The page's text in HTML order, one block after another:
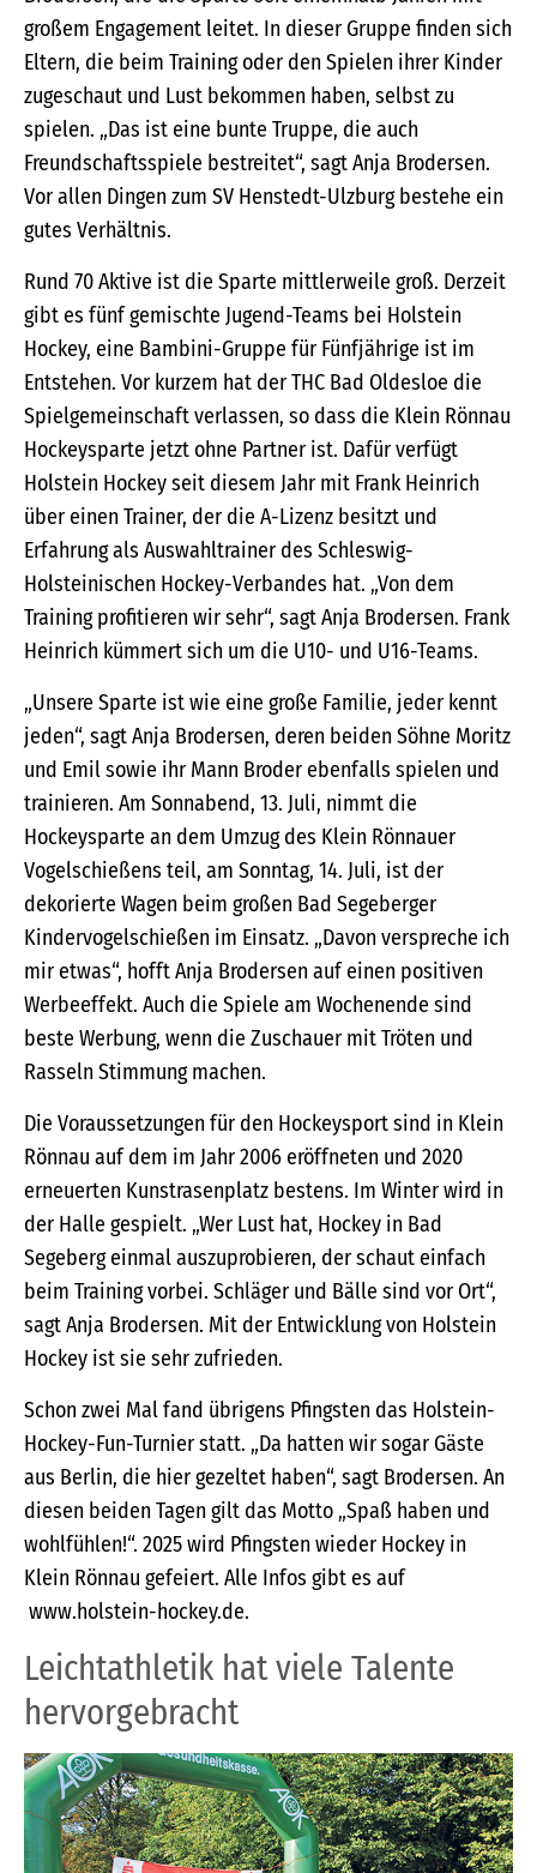
großem Engagement leitet. In dieser Gruppe finden sich
Eltern, die beim Training oder den Spielen ihrer Kinder
zugeschaut und Lust bekommen haben, selbst zu
spielen. „Das ist eine bunte Truppe, die auch
Freundschaftsspiele bestreitet“, sagt Anja Brodersen.
Vor allen Dingen zum SV Henstedt-Ulzburg bestehe ein
gutes Verhältnis.
Rund 70 Aktive ist die Sparte mittlerweile groß. Derzeit
gibt es fünf gemischte Jugend-Teams bei Holstein
Hockey, eine Bambini-Gruppe für Fünfjährige ist im
Entstehen. Vor kurzem hat der THC Bad Oldesloe die
Spielgemeinschaft verlassen, so dass die Klein Rönnau
Hockeysparte jetzt ohne Partner ist. Dafür verfügt
Holstein Hockey seit diesem Jahr mit Frank Heinrich
über einen Trainer, der die A-Lizenz besitzt und
Erfahrung als Auswahltrainer des Schleswig-
Holsteinischen Hockey-Verbandes hat. „Von dem
Training profitieren wir sehr“, sagt Anja Brodersen. Frank
Heinrich kümmert sich um die U10- und U16-Teams.
„Unsere Sparte ist wie eine große Familie, jeder kennt
jeden“, sagt Anja Brodersen, deren beiden Söhne Moritz
und Emil sowie ihr Mann Broder ebenfalls spielen und
trainieren. Am Sonnabend, 13. Juli, nimmt die
Hockeysparte an dem Umzug des Klein Rönnauer
Vogelschießens teil, am Sonntag, 14. Juli, ist der
dekorierte Wagen beim großen Bad Segeberger
Kindervogelschießen im Einsatz. „Davon verspreche ich
mir etwas“, hofft Anja Brodersen auf einen positiven
Werbeeffekt. Auch die Spiele am Wochenende sind
beste Werbung, wenn die Zuschauer mit Tröten und
Rasseln Stimmung machen.
Die Voraussetzungen für den Hockeysport sind in Klein
Rönnau auf dem im Jahr 2006 eröffneten und 2020
erneuerten Kunstrasenplatz bestens. Im Winter wird in
der Halle gespielt. „Wer Lust hat, Hockey in Bad
Segeberg einmal auszuprobieren, der schaut einfach
beim Training vorbei. Schläger und Bälle sind vor Ort“,
sagt Anja Brodersen. Mit der Entwicklung von Holstein
Hockey ist sie sehr zufrieden.
Schon zwei Mal fand übrigens Pfingsten das Holstein-
Hockey-Fun-Turnier statt. „Da hatten wir sogar Gäste
aus Berlin, die hier gezeltet haben“, sagt Brodersen. An
diesen beiden Tagen gilt das Motto „Spaß haben und
wohlfühlen!“. 2025 wird Pfingsten wieder Hockey in
Klein Rönnau gefeiert. Alle Infos gibt es auf
www.holstein-hockey.de.
Leichtathletik hat viele Talente
hervorgebracht